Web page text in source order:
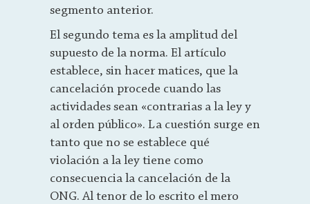
segmento anterior.
El segundo tema es la amplitud del
supuesto de la norma. El artículo
establece, sin hacer matices, que la
cancelación procede cuando las
actividades sean «contrarias a la ley y
al orden público». La cuestión surge en
tanto que no se establece qué
violación a la ley tiene como
consecuencia la cancelación de la
ONG. Al tenor de lo escrito el mero